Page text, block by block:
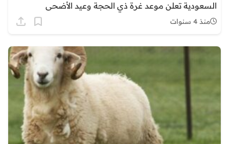
السعودية تعلن موعد غرة ذي الحجة وعيد الأضحى
منذ 4 سنوات